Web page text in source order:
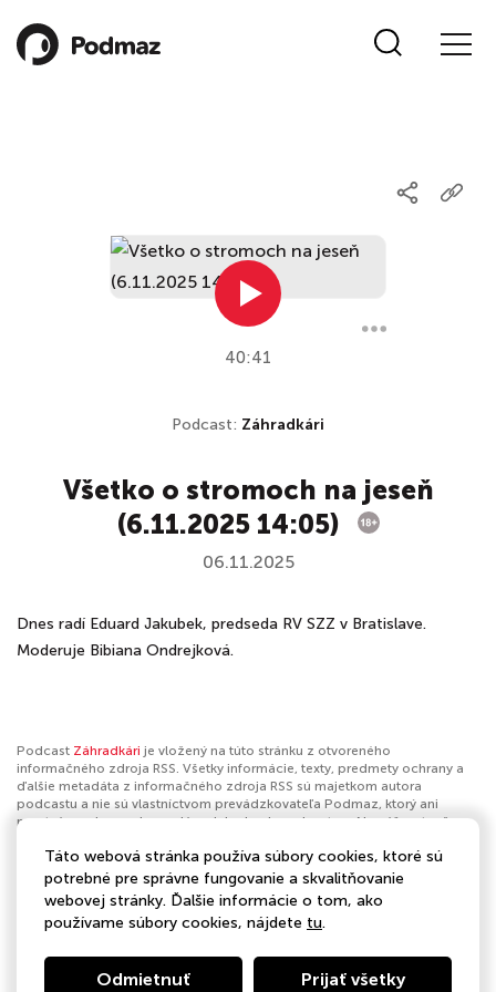
40:41
Podcast: Záhradkári
Všetko o stromoch na jeseň
(6.11.2025 14:05)
06.11.2025
Dnes radí Eduard Jakubek, predseda RV SZZ v Bratislave.
Moderuje Bibiana Ondrejková.
Podcast Záhradkári je vložený na túto stránku z otvoreného
informačného zdroja RSS. Všetky informácie, texty, predmety ochrany a
ďalšie metadáta z informačného zdroja RSS sú majetkom autora
podcastu a nie sú vlastníctvom prevádzkovateľa Podmaz, ktorý ani
nevytvára ani nezodpovedá za ich obsah podcastov. Ak máš za to, že
nahlásiť obsah. Ak je toto tvoj podcast a chceš získať kontrolu nad týmto
profilomklikni sem.
Autor:STVR
Kategórie:
Táto webová stránka používa súbory cookies, ktoré sú
potrebné pre správne fungovanie a skvalitňovanie
webovej stránky. Ďalšie informácie o tom, ako
používame súbory cookies, nájdete tu.
Odmietnuť Prijať všetky